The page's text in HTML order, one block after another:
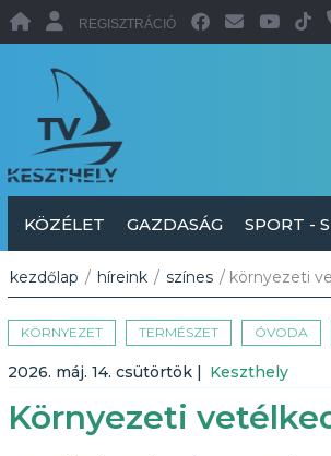
REGISZTRÁCIÓ
KÖZÉLET GAZDASÁG SPORT -
kezdőlap / híreink / színes / környezeti
KÖRNYEZET TERMÉSZET ÓVODA
2026. máj. 14. csütörtök | Keszthely
Környezeti